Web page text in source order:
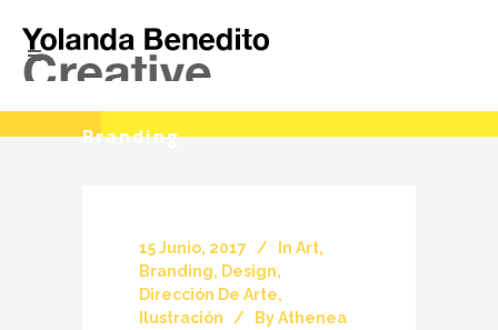
Branding
15 Junio, 2017 In Art,
Branding, Design,
Dirección De Arte,
Ilustración
ByAthenea